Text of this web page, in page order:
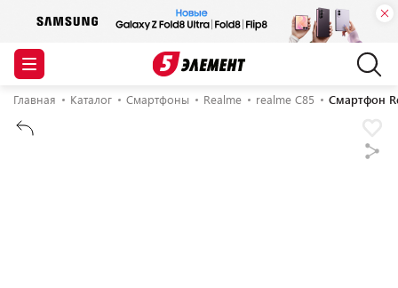
Главная Каталог Смартфоны Realme realme C85 Смартфон